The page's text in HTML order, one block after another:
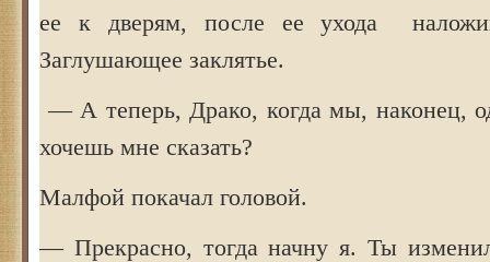
ее к дверям, после ее ухода
Заглушающее заклятье.
— А теперь, Драко, когда мы, наконец,
хочешь мне сказать?
Малфой покачал головой.
— Прекрасно, тогда начну я. Ты